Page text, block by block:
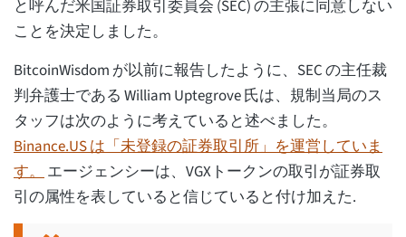
と呼んだ米国証券取引委員会 (SEC) の主張に同意しない
ことを決定しました。
BitcoinWisdom が以前に報告したように、SEC の主任裁
判弁護士である William Uptegrove 氏は、規制当局のス
タッフは次のように考えていると述べました。
Binance.US は「未登録の証券取引所」を運営していま
す。エージェンシーは、VGXトークンの取引が証券取
引の属性を表していると信じていると付け加えた.